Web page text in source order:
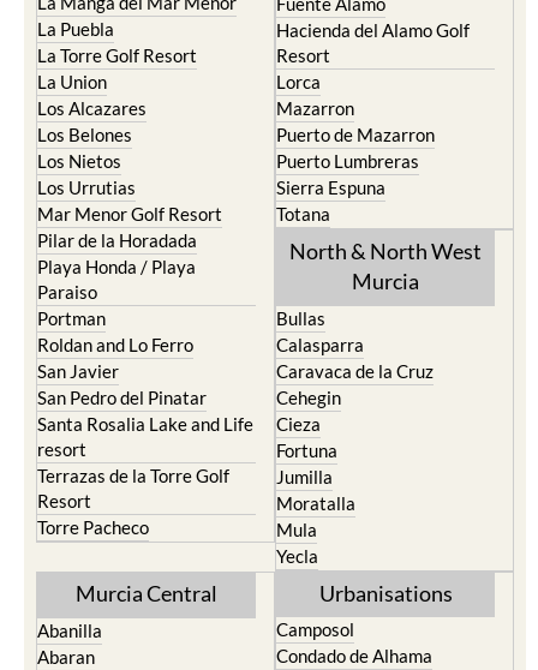
La Puebla
La Torre Golf Resort
La Union
Los Alcazares
Los Belones
Los Nietos
Los Urrutias
Mar Menor Golf Resort
Pilar de la Horadada
Playa Honda / Playa
Paraiso
Portman
Roldan and Lo Ferro
San Javier
San Pedro del Pinatar
Santa Rosalia Lake and Life
resort
Terrazas de la Torre Golf
Resort
Torre Pacheco
Hacienda del Alamo Golf
Resort
Lorca
Mazarron
Puerto de Mazarron
Puerto Lumbreras
Sierra Espuna
Totana
North & North West
Murcia
Bullas
Calasparra
Caravaca de la Cruz
Cehegin
Cieza
Fortuna
Jumilla
Moratalla
Mula
Yecla
Murcia Central
Abanilla
Abaran
Urbanisations
Camposol
Condado de Alhama